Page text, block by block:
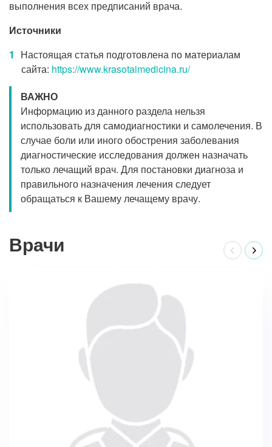
выполнения всех предписаний врача.
Источники
Настоящая статья подготовлена по материалам
сайта: https://www.krasotaimedicina.ru/
ВАЖНО
Информацию из данного раздела нельзя
использовать для самодиагностики и самолечения. В
случае боли или иного обострения заболевания
диагностические исследования должен назначать
только лечащий врач. Для постановки диагноза и
правильного назначения лечения следует
обращаться к Вашему лечащему врачу.
Врачи